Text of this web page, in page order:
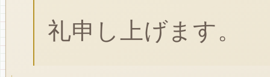
礼申し上げます。